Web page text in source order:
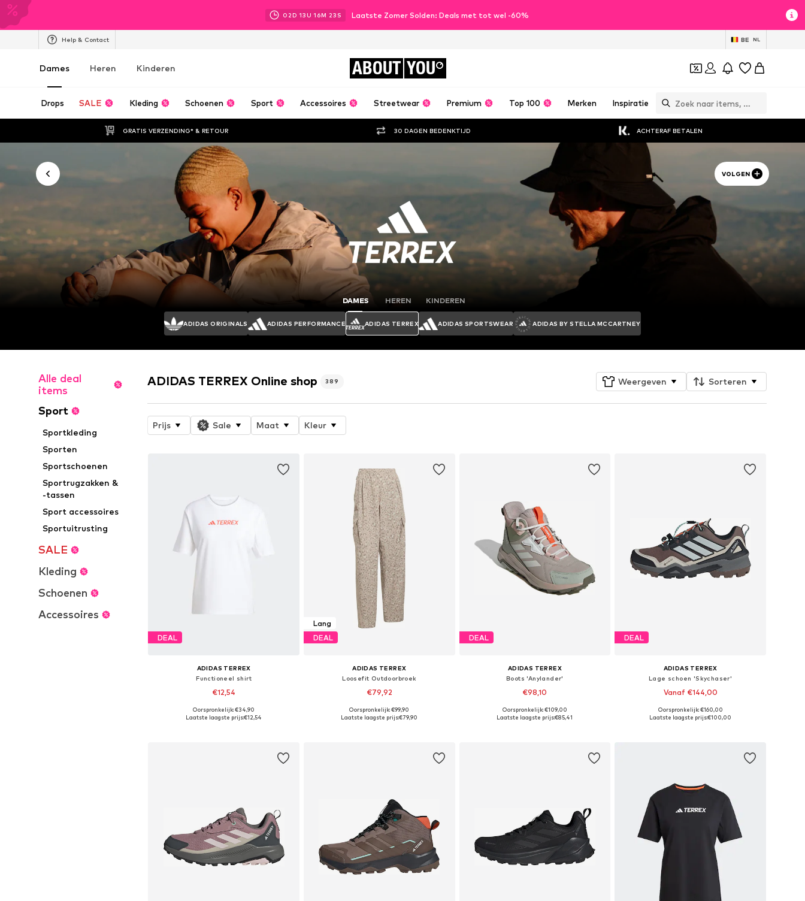
02D 13U 16M 21 S Laatste Zomer Solden: Deals met tot wel -60%
Help & Contact BE NL
Dames Heren Kinderen ABOUT YOU
Drops SALE Kleding Schoenen Sport Accessoires Streetwear Premium Top 100 Merken Inspiratie
GRATIS VERZENDING* & RETOUR 30 DAGEN BEDENKTIJD ACHTERAF BETALEN
VOLGEN
DAMES HEREN KINDEREN
ADIDAS ORIGINALS ADIDAS PERFORMANCE ADIDAS TERREX ADIDAS SPORTSWEAR ADIDAS BY STELLA MCCARTNEY
Alle deal
items
Sport
Sportkleding
Sporten
Sportschoenen
Sportrugzakken &
-tassen
Sport accessoires
Sportuitrusting
SALE
Kleding
Schoenen
Accessoires
ADIDAS TERREX Online shop 389 Weergeven Sorteren
Prijs Sale Maat Kleur
DEAL
ADIDAS TERREX
Functioneel shirt
€12,54
Beschikbare maten: XXXS-XXS, XS-S
Oorspronkelijk: €34,90
Laatste laagste prijs:€12,54
Lang
DEAL
ADIDAS TERREX
Loosefit Outdoorbroek
€79,92
Beschikbare maten: XS, S, M, L, XL
Oorspronkelijk: €99,90
Laatste laagste prijs:€79,90
DEAL
ADIDAS TERREX
Boots 'Anylander'
€98,10
Beschikbaar in vele maten
Oorspronkelijk: €109,00
Laatste laagste prijs:€85,41
DEAL
ADIDAS TERREX
Lage schoen 'Skychaser'
Vanaf €144,00
+3
Beschikbaar in vele maten
Oorspronkelijk: €160,00
Laatste laagste prijs:€100,00